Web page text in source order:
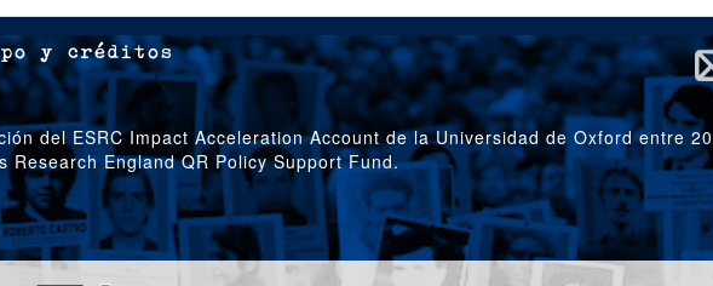
y créditos
del ESRC Impact Acceleration Account de la Universidad de Oxford entre
Research England QR Policy Support Fund.